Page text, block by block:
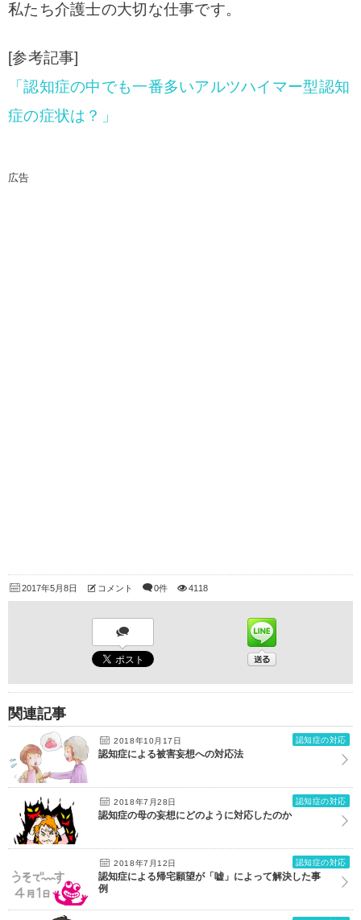
私たち介護士の大切な仕事です。
[参考記事]
「認知症の中でも一番多いアルツハイマー型認知
症の症状は？」
広告
2017年5月8日 コメント 0件 4118
関連記事
2018年10月17日 認知症の対応
認知症による被害妄想への対応法
2018年7月28日 認知症の対応
認知症の母の妄想にどのように対応したのか
2018年7月12日 認知症の対応
認知症による帰宅願望が「嘘」によって解決した事
例